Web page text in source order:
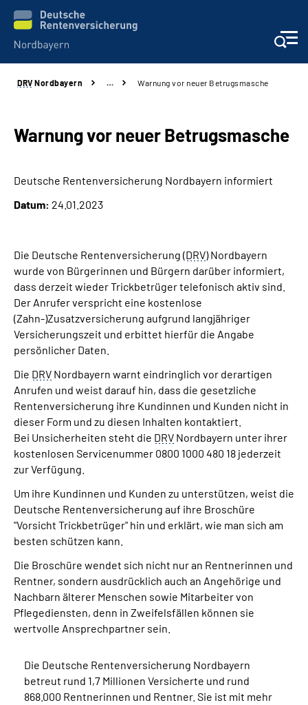
Online-Services
Services
Reha-Kliniken
Karriere
Über uns
Inhalte in Gebärdensprache (DGS)
Leichte Sprache
Suche
Mein Kundenportal
DRV Nordbayern … Warnung vor neuer Betrugsmasche
Warnung vor neuer Betrugsmasche
Deutsche Rentenversicherung Nordbayern informiert
Datum: 24.01.2023
Die Deutsche Rentenversicherung (DRV) Nordbayern
wurde von Bürgerinnen und Bürgern darüber informiert,
dass derzeit wieder Trickbetrüger telefonisch aktiv sind.
Der Anrufer verspricht eine kostenlose
(Zahn-)Zusatzversicherung aufgrund langjähriger
Versicherungszeit und erbittet hierfür die Angabe
persönlicher Daten.
Die DRV Nordbayern warnt eindringlich vor derartigen
Anrufen und weist darauf hin, dass die gesetzliche
Rentenversicherung ihre Kundinnen und Kunden nicht in
dieser Form und zu diesen Inhalten kontaktiert.
Bei Unsicherheiten steht die DRV Nordbayern unter ihrer
kostenlosen Servicenummer 0800 1000 480 18 jederzeit
zur Verfügung.
Um ihre Kundinnen und Kunden zu unterstützen, weist die
Deutsche Rentenversicherung auf ihre Broschüre
"Vorsicht Trickbetrüger" hin und erklärt, wie man sich am
besten schützen kann.
Die Broschüre wendet sich nicht nur an Rentnerinnen und
Rentner, sondern ausdrücklich auch an Angehörige und
Nachbarn älterer Menschen sowie Mitarbeiter von
Pflegediensten, denn in Zweifelsfällen können sie
wertvolle Ansprechpartner sein.
Die Deutsche Rentenversicherung Nordbayern
betreut rund 1,7 Millionen Versicherte und rund
868.000 Rentnerinnen und Rentner. Sie ist mit mehr